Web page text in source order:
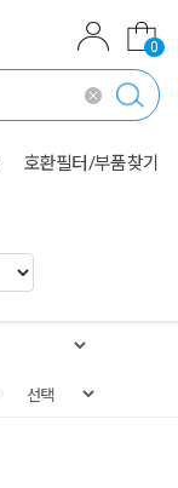
0
호환필터/부품찾기